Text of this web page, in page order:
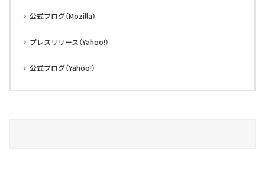
公式ブログ（Mozilla）
プレスリリース（Yahoo!）
公式ブログ（Yahoo!）